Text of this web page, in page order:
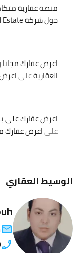
منصة عقارية
حول شركة Gate Masr Real Estate
اعرض عقارك
العقاريةعلى
اعرض عقارك على
علىاعرض عقارك
الوسيط العقاري